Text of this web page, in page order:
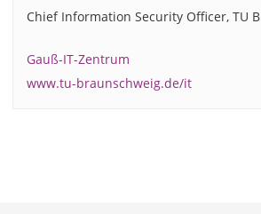
Chief Information Security Officer, TU
Gauß-IT-Zentrum
www.tu-braunschweig.de/it